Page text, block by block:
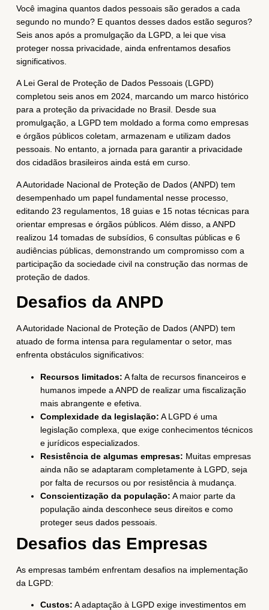
Você imagina quantos dados pessoais são gerados a cada
segundo no mundo? E quantos desses dados estão seguros?
Seis anos após a promulgação da LGPD, a lei que visa
proteger nossa privacidade, ainda enfrentamos desafios
significativos.
A Lei Geral de Proteção de Dados Pessoais (LGPD)
completou seis anos em 2024, marcando um marco histórico
para a proteção da privacidade no Brasil. Desde sua
promulgação, a LGPD tem moldado a forma como empresas
e órgãos públicos coletam, armazenam e utilizam dados
pessoais. No entanto, a jornada para garantir a privacidade
dos cidadãos brasileiros ainda está em curso.
A Autoridade Nacional de Proteção de Dados (ANPD) tem
desempenhado um papel fundamental nesse processo,
editando 23 regulamentos, 18 guias e 15 notas técnicas para
orientar empresas e órgãos públicos. Além disso, a ANPD
realizou 14 tomadas de subsídios, 6 consultas públicas e 6
audiências públicas, demonstrando um compromisso com a
participação da sociedade civil na construção das normas de
proteção de dados.
Desafios da ANPD
A Autoridade Nacional de Proteção de Dados (ANPD) tem
atuado de forma intensa para regulamentar o setor, mas
enfrenta obstáculos significativos:
Recursos limitados: A falta de recursos financeiros e
humanos impede a ANPD de realizar uma fiscalização
mais abrangente e efetiva.
Complexidade da legislação: A LGPD é uma
legislação complexa, que exige conhecimentos técnicos
e jurídicos especializados.
Resistência de algumas empresas: Muitas empresas
ainda não se adaptaram completamente à LGPD, seja
por falta de recursos ou por resistência à mudança.
Conscientização da população: A maior parte da
população ainda desconhece seus direitos e como
proteger seus dados pessoais.
Desafios das Empresas
As empresas também enfrentam desafios na implementação
da LGPD:
Custos: A adaptação à LGPD exige investimentos em